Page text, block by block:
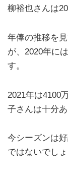
柳裕也さんは
年俸の推移を
が、2020年に
す。
2021年は4100
子さんは十分
今シーズンは
ではないでしょ